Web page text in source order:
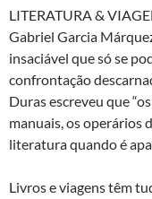
LITERATURA &
Gabriel Garcia
insaciável que só se
confrontação
Duras escreveu que
manuais, os operários
literatura quando é
Livros e viagens têm